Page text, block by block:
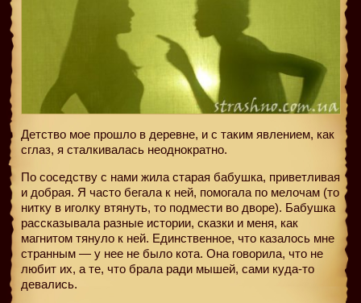
Детство мое прошло в деревне, и с таким явлением, как
сглаз, я сталкивалась неоднократно.
По соседству с нами жила старая бабушка, приветливая
и добрая. Я часто бегала к ней, помогала по мелочам (то
нитку в иголку втянуть, то подмести во дворе). Бабушка
рассказывала разные истории, сказки и меня, как
магнитом тянуло к ней. Единственное, что казалось мне
странным — у нее не было кота. Она говорила, что не
любит их, а те, что брала ради мышей, сами куда-то
девались.